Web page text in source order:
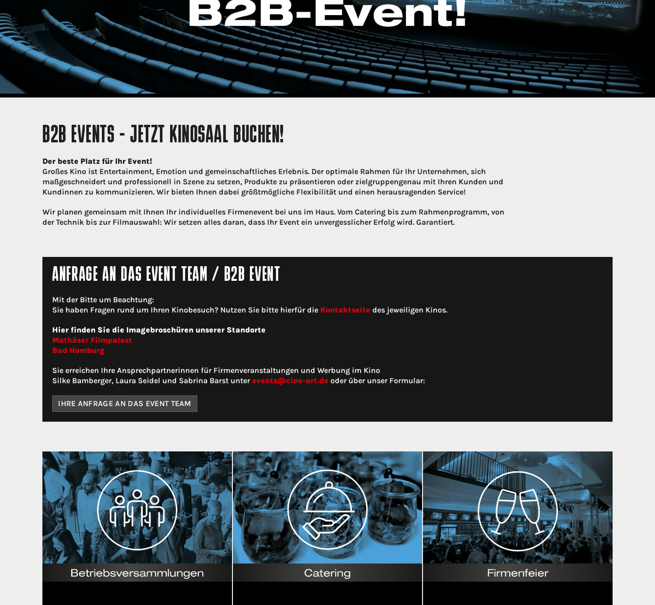
B2B EVENTS - JETZT KINOSAAL BUCHEN!
Der beste Platz für Ihr Event!
Großes Kino ist Entertainment, Emotion und gemeinschaftliches Erlebnis. Der optimale Rahmen für Ihr Unternehmen, sich
maßgeschneidert und professionell in Szene zu setzen, Produkte zu präsentieren oder zielgruppengenau mit Ihren Kunden und
Kundinnen zu kommunizieren. Wir bieten Ihnen dabei größtmögliche Flexibilität und einen herausragenden Service!
Wir planen gemeinsam mit Ihnen Ihr individuelles Firmenevent bei uns im Haus. Vom Catering bis zum Rahmenprogramm, von
der Technik bis zur Filmauswahl: Wir setzen alles daran, dass Ihr Event ein unvergesslicher Erfolg wird. Garantiert.
ANFRAGE AN DAS EVENT TEAM / B2B EVENT
Mit der Bitte um Beachtung:
Sie haben Fragen rund um Ihren Kinobesuch? Nutzen Sie bitte hierfür die Kontaktseite des jeweiligen Kinos.
Hier finden Sie die Imagebroschüren unserer Standorte
Mathäser Filmpalast
Bad Homburg
Sie erreichen Ihre Ansprechpartnerinnen für Firmenveranstaltungen und Werbung im Kino
Silke Bamberger, Laura Seidel und Sabrina Barst unter events@cine-art.de oder über unser Formular:
IHRE ANFRAGE AN DAS EVENT TEAM